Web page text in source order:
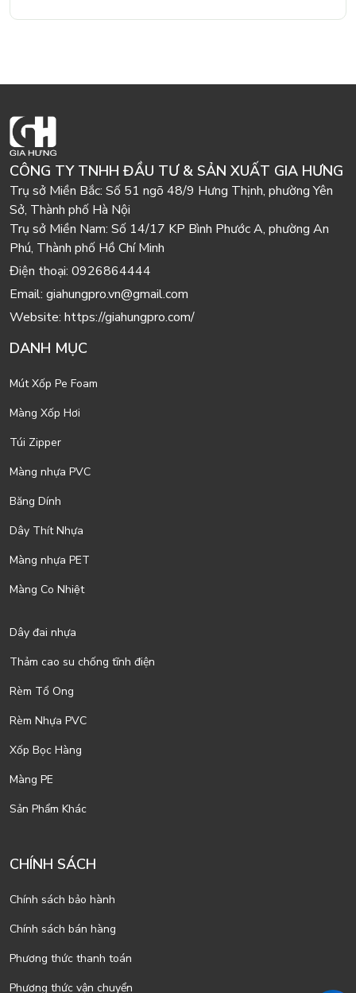
CÔNG TY TNHH ĐẦU TƯ & SẢN XUẤT GIA HƯNG
Trụ sở Miền Bắc: Số 51 ngõ 48/9 Hưng Thịnh, phường Yên
Sở, Thành phố Hà Nội
Trụ sở Miền Nam: Số 14/17 KP Bình Phước A, phường An
Phú, Thành phố Hồ Chí Minh
Điện thoại: 0926864444
Email: giahungpro.vn@gmail.com
Website: https://giahungpro.com/
DANH MỤC
Mút Xốp Pe Foam
Màng Xốp Hơi
Túi Zipper
Màng nhựa PVC
Băng Dính
Dây Thít Nhựa
Màng nhựa PET
Màng Co Nhiệt
Dây đai nhựa
Thảm cao su chống tĩnh điện
Rèm Tổ Ong
Rèm Nhựa PVC
Xốp Bọc Hàng
Màng PE
Sản Phẩm Khác
CHÍNH SÁCH
Chính sách bảo hành
Chính sách bán hàng
Phương thức thanh toán
Phương thức vận chuyển